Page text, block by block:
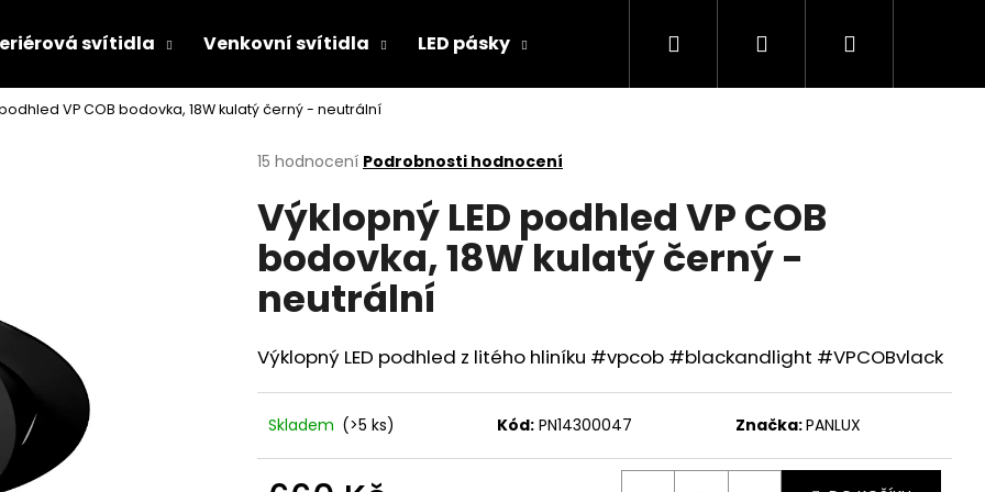
svítidla Venkovní svítidla LED pásky Hledat PřihlášeníNákupní
podhled VP COB bodovka, 18W kulatý černý - neutrální
Průměrné
produktu
je
5,0
5
hvězdiček.
15 hodnocení Podrobnosti hodnocení
Výklopný LED podhled VP COB
bodovka, 18W kulatý černý -
neutrální
Výklopný LED podhled z litého hliníku #vpcob #blackandlight #VPCOBvlack
Skladem (>5 ks) Kód: PN14300047 Značka:PANLUX
Co potřebujete najít?
HLEDAT
EVO S 20W SMART CHYTRÝ LED LED GLOBO DELUXE SVĚTELNÝ ZDROJ